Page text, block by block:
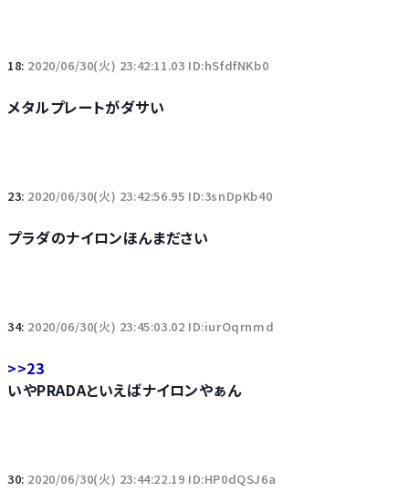
18: 2020/06/30(火) 23:42:11.03 ID:hSfdfNKb0
メタルプレートがダサい
23: 2020/06/30(火) 23:42:56.95 ID:3snDpKb40
プラダのナイロンほんまださい
34: 2020/06/30(火) 23:45:03.02 ID:iurOqrnmd
>>23
いやPRADAといえばナイロンやぁん
30: 2020/06/30(火) 23:44:22.19 ID:HP0dQSJ6a